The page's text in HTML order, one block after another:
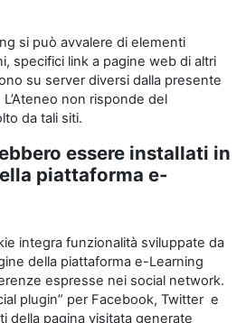
si può avvalere di elementi
specifici link a pagine web di altri
su server diversi dalla presente
non risponde del
da tali siti.
essere installati in
piattaforma e-
integra funzionalità sviluppate da
della piattaforma e-Learning
espresse nei social network.
plugin” per Facebook, Twitter e
della pagina visitata generate